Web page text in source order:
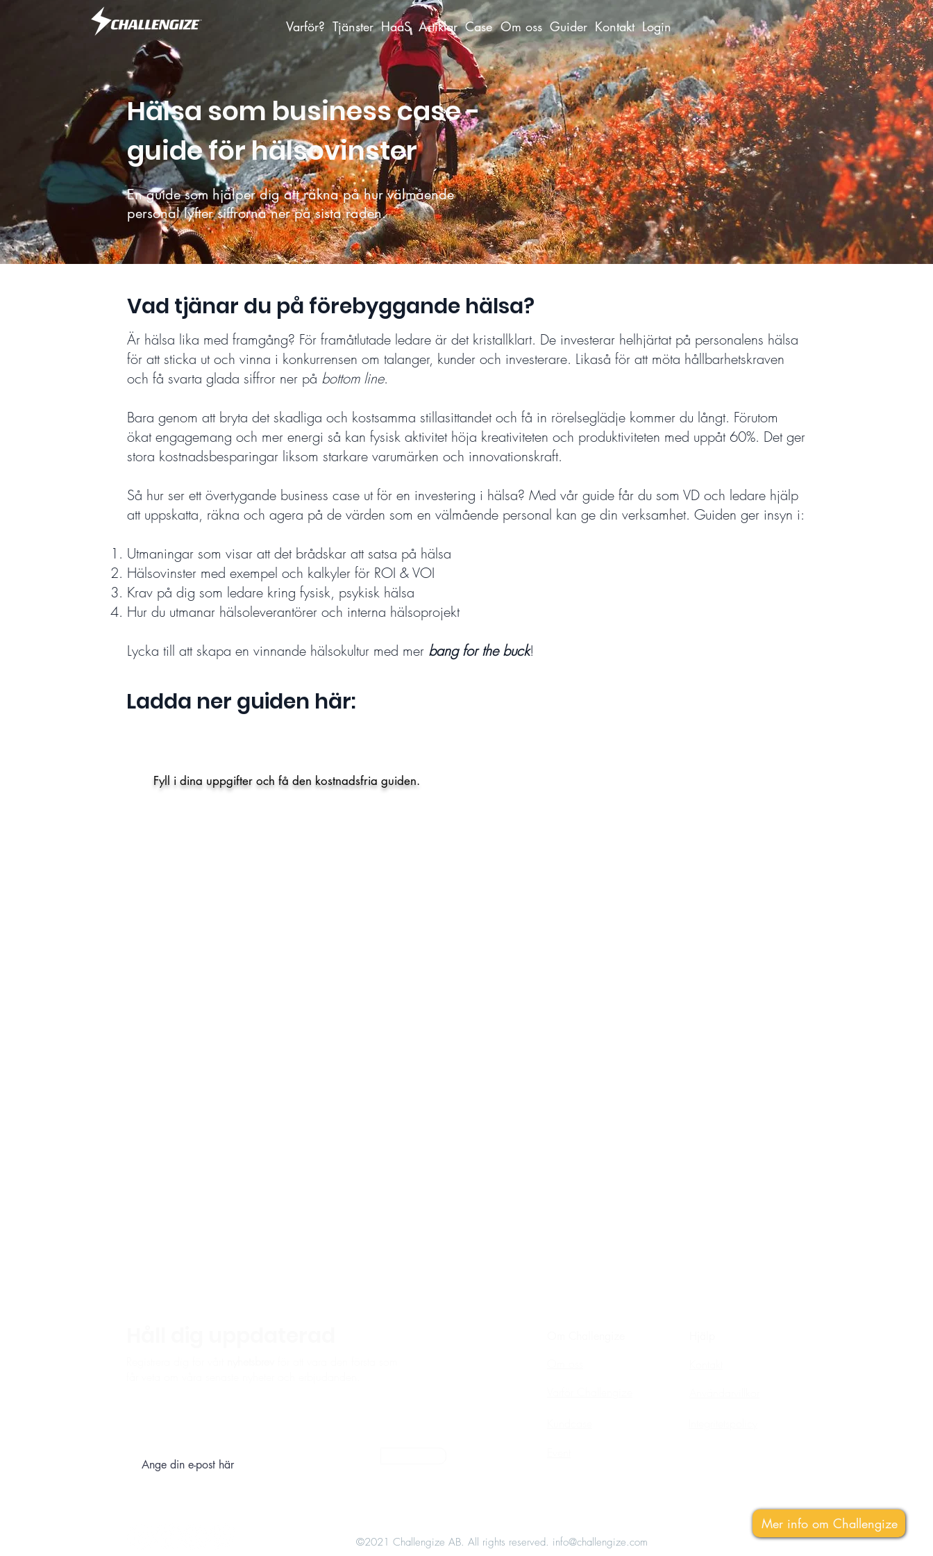
Varför? Tjänster HaaS Artiklar Case Om oss Guider Kontakt Login
Hälsa som business case -
guide för hälsovinster
En guide som hjälper dig att räkna på hur välmående
personal lyfter siffrorna ner på sista raden.
Vad tjänar du på förebyggande hälsa?
Är hälsa lika med framgång? För framåtlutade ledare är det kristallklart. De investerar helhjärtat på personalens hälsa
för att sticka ut och vinna i konkurrensen om talanger, kunder och investerare. Likaså för att möta hållbarhetskraven
och få svarta glada siffror ner på bottom line.
Bara genom att bryta det skadliga och kostsamma stillasittandet och få in rörelseglädje kommer du långt. Förutom
ökat engagemang och mer energi så kan fysisk aktivitet höja kreativiteten och produktiviteten med uppåt 60%. Det ger
stora kostnadsbesparingar liksom starkare varumärken och innovationskraft.
Så hur ser ett övertygande business case ut för en investering i hälsa? Med vår guide får du som VD och ledare hjälp
att uppskatta, räkna och agera på de värden som en välmående personal kan ge din verksamhet. Guiden ger insyn i:
Utmaningar som visar att det brådskar att satsa på hälsa
Hälsovinster med exempel och kalkyler för ROI & VOI
Krav på dig som ledare kring fysisk, psykisk hälsa
Hur du utmanar hälsoleverantörer och interna hälsoprojekt
Lycka till att skapa en vinnande hälsokultur med mer bang for the buck!
Ladda ner guiden här:
Fyll i dina uppgifter och få den kostnadsfria guiden.
Mer info om Challengize
©2021 Challengize AB. All rights reserved. info@challengize.com